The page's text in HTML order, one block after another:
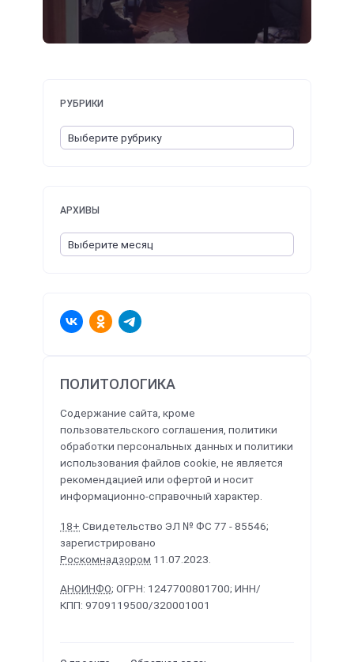
ПОЛИТОЛОГИКА
Содержание сайта, кроме
пользовательского соглашения, политики
обработки персональных данных и политики
использования файлов cookie, не является
рекомендацией или офертой и носит
информационно-справочный характер.
18+ Свидетельство ЭЛ № ФС 77 - 85546;
зарегистрировано
Роскомнадзором 11.07.2023.
АНОИНФО; ОГРН: 1247700801700; ИНН/
КПП: 9709119500/320001001
РУБРИКИ
АРХИВЫ